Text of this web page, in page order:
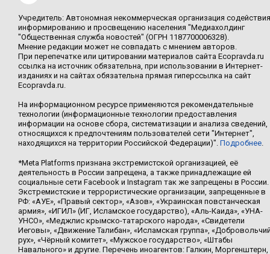
Учредитель: Автономная некоммерческая организация содействия
информированию и просвещению населения "Медиахолдинг
"Общественная служба новостей" (ОГРН 1187700006328).
Мнение редакции может не совпадать с мнением авторов.
При перепечатке или цитировании материалов сайта Ecopravda.ru
ссылка на источник обязательна, при использовании в Интернет-
изданиях и на сайтах обязательна прямая гиперссылка на сайт
Ecopravda.ru.
На информационном ресурсе применяются рекомендательные
технологии (информационные технологии предоставления
информации на основе сбора, систематизации и анализа сведений,
относящихся к предпочтениям пользователей сети "Интернет",
находящихся на территории Российской Федерации)". Подробнее.
*Meta Platforms признана экстремистской организацией, её
деятельность в России запрещена, а также принадлежащие ей
социальные сети Facebook и Instagram так же запрещены в России.
Экстремистские и террористические организации, запрещенные в
РФ: «АУЕ», «Правый сектор», «Азов», «Украинская повстанческая
армия», «ИГИЛ» (ИГ, Исламское государство), «Аль-Каида», «УНА-
УНСО», «Меджлис крымско-татарского народа», «Свидетели
Иеговы», «Движение Талибан», «Исламская группа»,
рух», «Чёрный комитет», «Мужское государство», «Штабы
Навального» и другие. Перечень иноагентов: Галкин, Моргенштерн,